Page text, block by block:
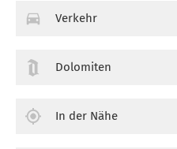
Verkehr
Dolomiten
In der Nähe